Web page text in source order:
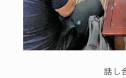
話し